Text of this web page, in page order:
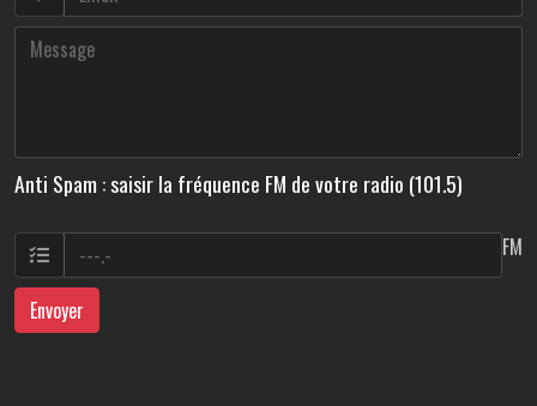
Anti Spam : saisir la fréquence FM de votre radio (101.5)
FM
Envoyer